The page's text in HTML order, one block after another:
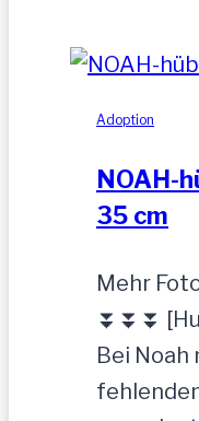
Adoption
NOAH-
35 cm
Mehr
⏬⏬⏬
Bei